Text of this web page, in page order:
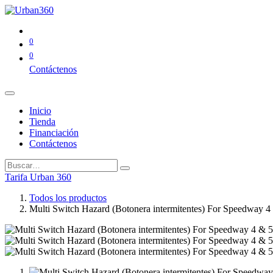
0
0
Contáctenos
Inicio
Tienda
Financiación
Contáctenos
Tarifa Urban 360
Todos los productos
Multi Switch Hazard (Botonera intermitentes) For Speedway